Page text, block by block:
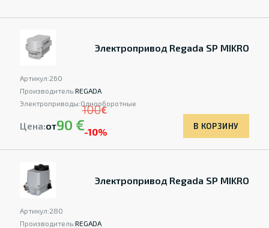
Электропривод Regada SP MIKRO
Артикул:260
Производитель:REGADA
Электроприводы:Однооборотные
Цена:от90 €
100€
-10%
В КОРЗИНУ
Электропривод Regada SP MIKRO
Артикул:280
Производитель:REGADA